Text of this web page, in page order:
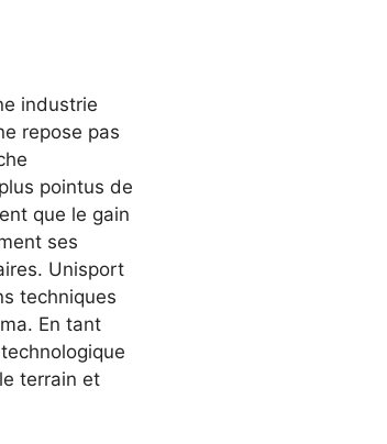
industrie
repose pas
pointus de
que le gain
ses
Unisport
techniques
En tant
terrain et